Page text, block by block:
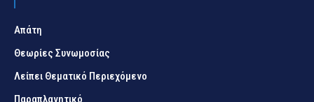
Απάτη
Θεωρίες Συνωμοσίας
Λείπει Θεματικό Περιεχόμενο
Παραπλανητικό